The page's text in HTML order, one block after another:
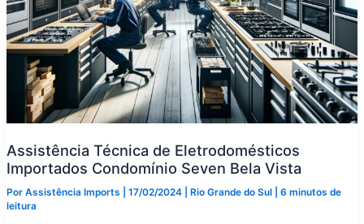
Assistência Técnica de Eletrodomésticos
Importados Condomínio Seven Bela Vista
Por Assistência Imports 17/02/2024 Rio Grande do Sul| 6 minutos de
leitura